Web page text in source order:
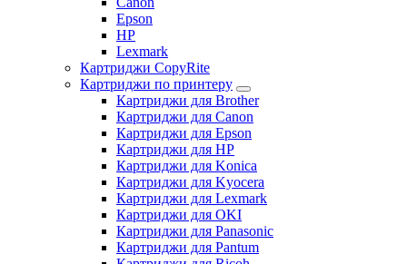
Epson
HP
Lexmark
Картриджи CopyRite
Картриджи по принтеру
Картриджи для Brother
Картриджи для Canon
Картриджи для Epson
Картриджи для HP
Картриджи для Konica
Картриджи для Kyocera
Картриджи для Lexmark
Картриджи для OKI
Картриджи для Panasonic
Картриджи для Pantum